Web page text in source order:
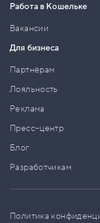
Работа в Кошельке
Вакансии
Для бизнеса
Партнёрам
Лояльность
Реклама
Пресс–центр
Блог
Разработчикам
Политика